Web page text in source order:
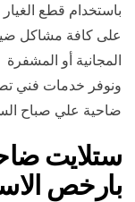
باستخدام قطع
على كافة مشاكل
المجانية أو المشفرة
ونوفر خدمات فني
ضاحية علي صباح
ستلايت
بارخص